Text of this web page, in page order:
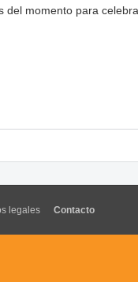
del momento para
legales Contacto